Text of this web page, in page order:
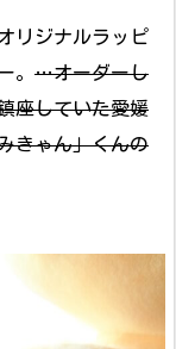
リジナルラッピ
。 …オーダーし
座していた愛媛
きゃん」くんの